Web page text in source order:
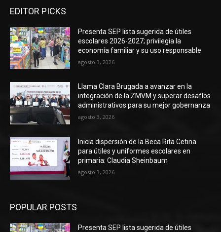
EDITOR PICKS
Presenta SEP lista sugerida de útiles
escolares 2026-2027; privilegia la
economía familiar y su uso responsable
agosto 3, 2026
Llama Clara Brugada a avanzar en la
integración de la ZMVM y superar desafíos
administrativos para su mejor gobernanza
agosto 3, 2026
Inicia dispersión de la Beca Rita Cetina
para útiles y uniformes escolares en
primaria: Claudia Sheinbaum
agosto 3, 2026
POPULAR POSTS
Presenta SEP lista sugerida de útiles